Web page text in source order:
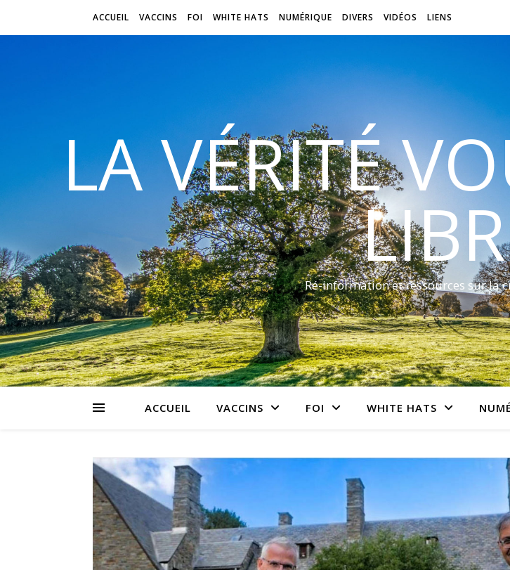
ACCUEIL VACCINS FOI WHITE HATS NUMÉRIQUE DIVERS VIDÉOS LIENS
LA VÉRITÉ
Ré-information et ressources sur la
ACCUEIL VACCINS FOI WHITE HATS